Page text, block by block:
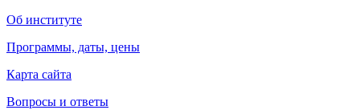
Об институте
Программы, даты, цены
Карта сайта
Вопросы и ответы